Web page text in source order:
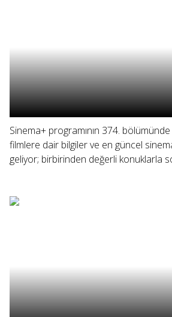
Sinema+ programının 374.
filmlere dair bilgiler ve en güncel
geliyor; birbirinden değerli konuklarla